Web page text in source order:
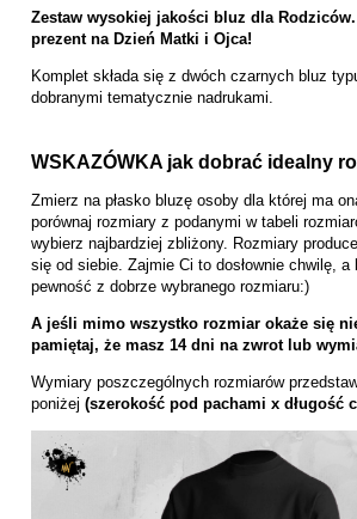
Zestaw wysokiej jakości bluz dla
prezent na Dzień Matki i Ojca!
Komplet składa się z dwóch czarnych bluz
dobranymi tematycznie nadrukami.
WSKAZÓWKA jak dobrać idealny
Zmierz na płasko bluzę osoby dla której ma
porównaj rozmiary z podanymi w tabeli
wybierz najbardziej zbliżony. Rozmiary
się od siebie. Zajmie Ci to dosłownie chwilę,
pewność z dobrze wybranego rozmiaru:)
A jeśli mimo wszystko rozmiar okaże się
pamiętaj, że masz 14 dni na zwrot lub
Wymiary poszczególnych rozmiarów
poniżej (szerokość pod pachami x długość